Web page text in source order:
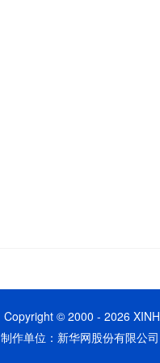
Copyright © 2000 - 2026
制作单位：新华网股份有限